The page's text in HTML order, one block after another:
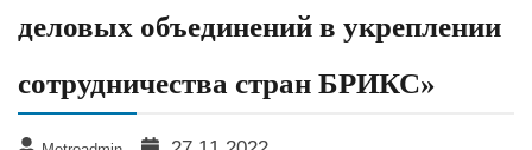
деловых объединений в укреплении
сотрудничества стран БРИКС»